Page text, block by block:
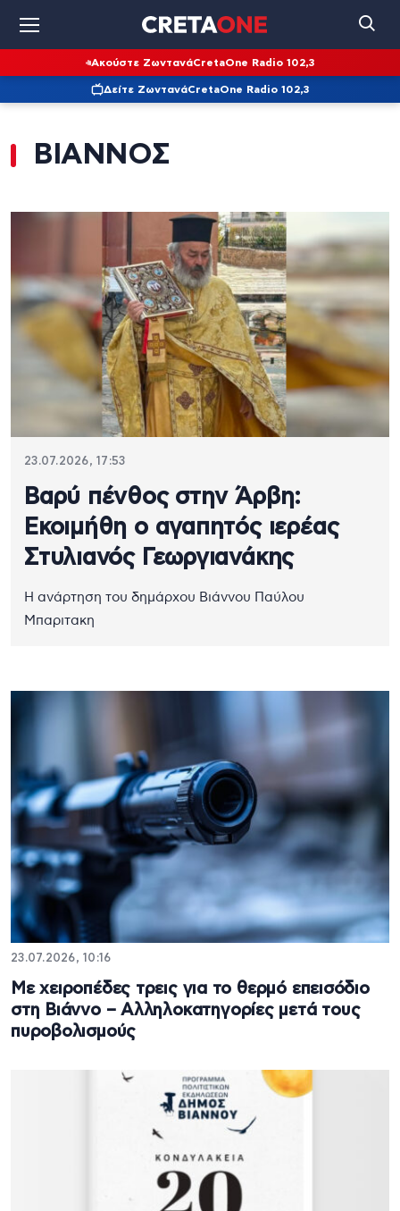
Ακούστε ΖωντανάCretaOne Radio 102,3
Δείτε ΖωντανάCretaOne Radio 102,3
ΒΙΑΝΝΟΣ
23.07.2026, 17:53
Βαρύ πένθος στην Άρβη:
Εκοιμήθη ο αγαπητός ιερέας
Στυλιανός Γεωργιανάκης
Η ανάρτηση του δημάρχου Βιάννου Παύλου
Μπαριτακη
23.07.2026, 10:16
Με χειροπέδες τρεις για το θερμό επεισόδιο
στη Βιάννο – Αλληλοκατηγορίες μετά τους
πυροβολισμούς